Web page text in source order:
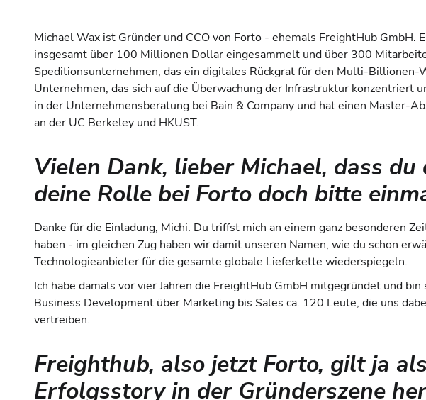
Michael Wax ist Gründer und CCO von Forto - ehemals FreightHub
insgesamt über 100 Millionen Dollar eingesammelt und über 300
Speditionsunternehmen, das ein digitales Rückgrat für den Multi-
Unternehmen, das sich auf die Überwachung der Infrastruktur
in der Unternehmensberatung bei Bain & Company und hat einen Master-
an der UC Berkeley und HKUST.
Vielen Dank, lieber Michael, dass
deine Rolle bei Forto doch bitte
Danke für die Einladung, Michi. Du triffst mich an einem ganz besonderen
haben - im gleichen Zug haben wir damit unseren Namen, wie du schon
Technologieanbieter für die gesamte globale Lieferkette wiederspiegeln.
Ich habe damals vor vier Jahren die FreightHub GmbH mitgegründet und
Business Development über Marketing bis Sales ca. 120 Leute, die uns
vertreiben.
Freighthub, also jetzt Forto, gilt ja
Erfolgsstory in der Gründerszene